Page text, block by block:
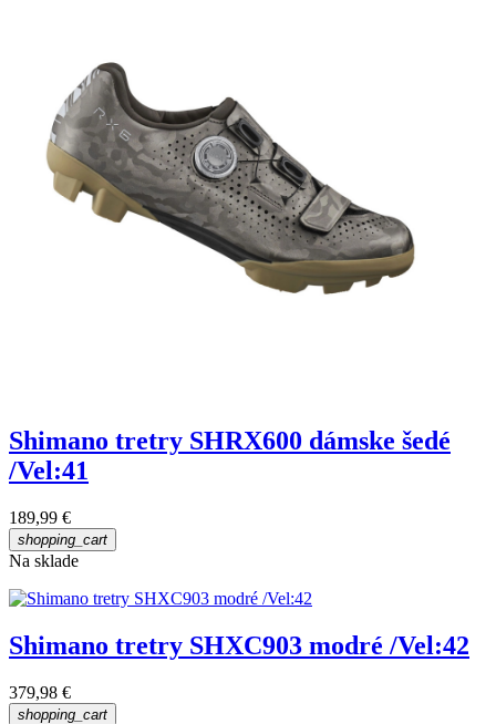
Shimano tretry SHRX600 dámske šedé
/Vel:41
189,99 €
shopping_cart
Na sklade
Shimano tretry SHXC903 modré /Vel:42
379,98 €
shopping_cart